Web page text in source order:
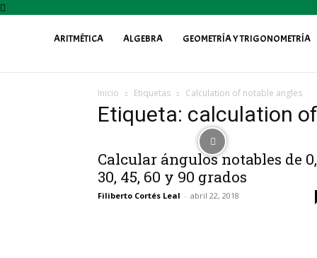
ARITMÉTICA ALGEBRA GEOMETRÍA Y TRIGONOMETRÍA
Inicio Etiquetas Calculation of notable angles
Etiqueta: calculation
Calcular ángulos notables de 0,
30, 45, 60 y 90 grados
Filiberto Cortés Leal - abril 22, 2018